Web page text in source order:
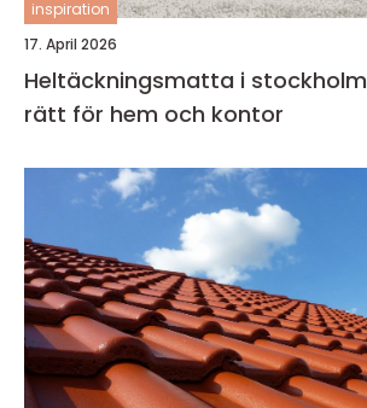
inspiration
17. April 2026
Heltäckningsmatta i stockholm så väljer du
rätt för hem och kontor